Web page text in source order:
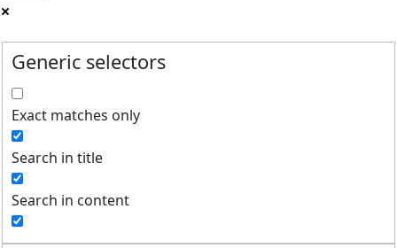
Generic selectors
Exact matches only
Search in title
Search in content